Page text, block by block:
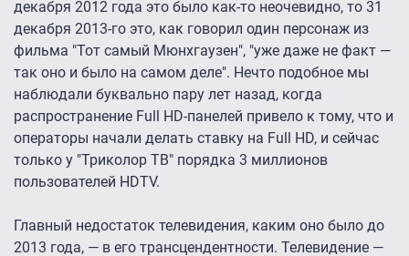
декабря 2012 года это было как-то неочевидно, то 31
декабря 2013-го это, как говорил один персонаж из
фильма "Тот самый Мюнхгаузен", "уже даже не факт —
так оно и было на самом деле". Нечто подобное мы
наблюдали буквально пару лет назад, когда
распространение Full HD-панелей привело к тому, что и
операторы начали делать ставку на Full HD, и сейчас
только у "Триколор ТВ" порядка 3 миллионов
пользователей HDTV.
Главный недостаток телевидения, каким оно было до
2013 года, — в его трансцендентности. Телевидение —